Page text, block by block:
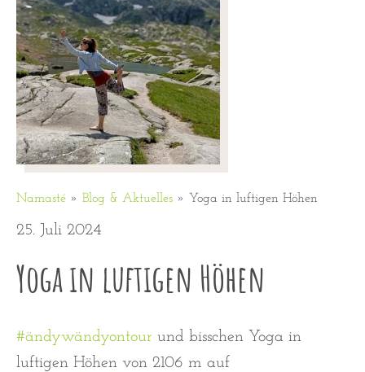
Namasté » Blog & Aktuelles » Yoga in luftigen Höhen
25. Juli 2024
Yoga in luftigen Höhen
#ändywändyontour und bisschen Yoga in
luftigen Höhen von 2106 m auf